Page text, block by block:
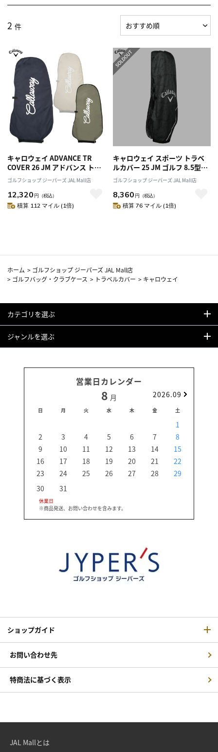
2 件
キャロウェイ ADVANCE TR
COVER 26 JM アドバンス トラ
ベルカバー Callaway 2026年モ
デル 日本正規品
ゴルフショップ ジーパーズ JAL Mall店
12,320 円 （税込）
積算 112 マイル (1倍)
キャロウェイ スポーツ トラベ
ルカバー 25 JM ゴルフ 8.5型～
9.5型対応 Callaway 2025年モ
デル 日本正規品
ゴルフショップ ジーパーズ JAL Mall店
8,360 円 （税込）
積算 76 マイル (1倍)
ホーム > ゴルフショップ ジーパーズ JAL Mall店
> ゴルフバッグ・クラブケース > トラベルカバー > キャロウェイ
カテゴリを選ぶ
ジャンルを選ぶ
営業日カレンダー
8 月 2026.09
日 月 火 水 木 金 土
1
2
3 4 5 6 7
8
9
10 11 12 13 14
15
16
17 18 19 20 21
22
23
24 25 26 27 28
29
30
31
休業日
※商品発送、お問い合わせを含みます。
ショップガイド
お問い合わせ先
特商法に基づく表示
JAL Mallとは